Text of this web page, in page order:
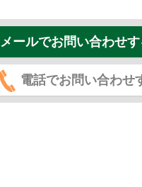
メールでお問い合わせ
電話でお問い合わせ